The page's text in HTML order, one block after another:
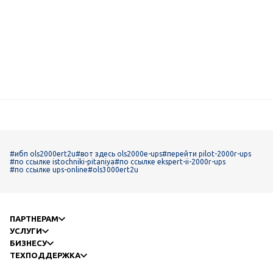
#ибп ols2000ert2u#вот здесь ols2000e-ups#перейти pilot-2000r-ups
#по ссылке istochniki-pitaniya#по ссылке ekspert-ii-2000r-ups
#по ссылке ups-online#ols3000ert2u
ПАРТНЕРАМ
УСЛУГИ
БИЗНЕСУ
ТЕХПОДДЕРЖКА